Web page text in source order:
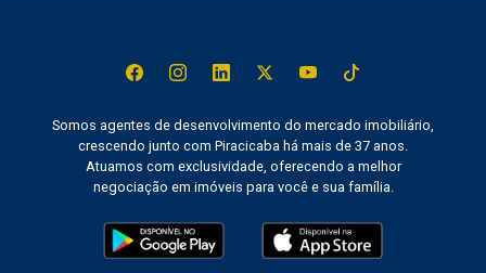
Somos agentes de desenvolvimento do mercado imobiliário,
crescendo junto com Piracicaba há mais de 37 anos.
Atuamos com exclusividade, oferecendo a melhor
negociação em imóveis para você e sua família.